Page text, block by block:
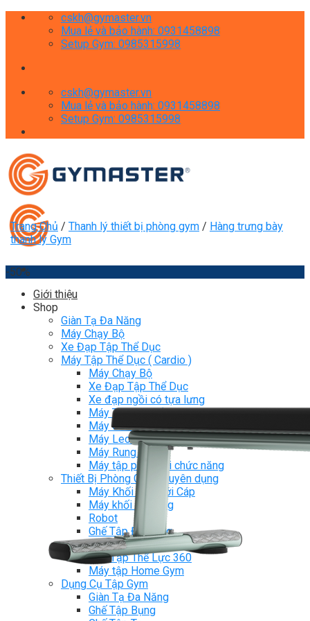
Skip
cskh@gymaster.vn
Mua lẻ và bảo hành: 0931458898
Setup Gym: 0985315998
cskh@gymaster.vn
Mua lẻ và bảo hành: 0931458898
Setup Gym: 0985315998
Giới thiệu
Shop
Giàn Tạ Đa Năng
Máy Chạy Bộ
Xe Đạp Tập Thể Dục
Máy Tập Thể Dục ( Cardio )
Máy Chạy Bộ
Xe Đạp Tập Thể Dục
Xe đạp ngồi có tựa lưng
Máy Trượt Tuyết
Máy Chèo Thuyền
Máy Leo Cầu Thang
Máy Rung Bụng
Máy tập phục hồi chức năng
Thiết Bị Phòng Gym chuyên dụng
Máy Khối Tập Với Cáp
Máy khối đa năng
Robot
Ghế Tập Đa Năng
Khung Tập Tạ Rời
Dàn Tập Thể Lực 360
Máy tập Home Gym
Dụng Cụ Tập Gym
Giàn Tạ Đa Năng
Ghế Tập Bụng
Trang Chủ / Thanh lý thiết bị phòng gym / Hàng trưng bày
thanh lý Gym
-50%